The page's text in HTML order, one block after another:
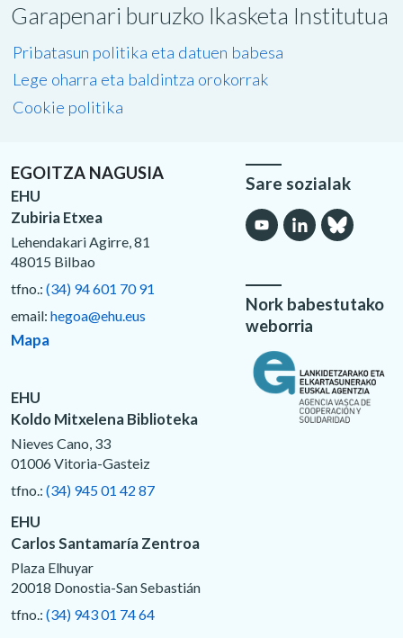
Garapenari buruzko Ikasketa Institutua
Pribatasun politika eta datuen babesa
Lege oharra eta baldintza orokorrak
Cookie politika
EGOITZA NAGUSIA
EHU
Zubiria Etxea
Lehendakari Agirre, 81
48015 Bilbao
tfno.: (34) 94 601 70 91
email: hegoa@ehu.eus
Mapa
EHU
Koldo Mitxelena Biblioteka
Nieves Cano, 33
01006 Vitoria-Gasteiz
tfno.: (34) 945 01 42 87
EHU
Carlos Santamaría Zentroa
Plaza Elhuyar
20018 Donostia-San Sebastián
tfno.: (34) 943 01 74 64
Sare sozialak
Nork babestutako
weborria